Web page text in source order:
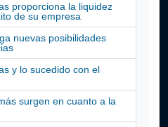
proporciona la liquidez
de su empresa
nuevas posibilidades
y lo sucedido con el
surgen en cuanto a la